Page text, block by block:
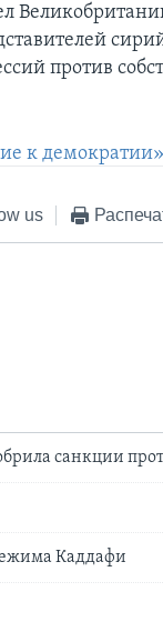
против
к демократии»
us
санкции
Каддафи